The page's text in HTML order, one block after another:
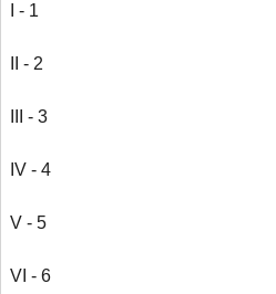
I - 1
II - 2
III - 3
IV - 4
V - 5
VI - 6